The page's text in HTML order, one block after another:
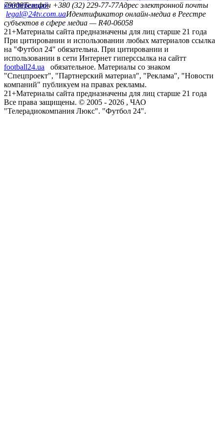
конференций
79008Телефон +380 (32) 229-77-77Адрес электронной почты
legal@24tv.com.uaИдентификатор онлайн-медиа в Реестре
субъектов в сфере медиа — R40-06058
21+Материалы сайта предназначены для лиц старше 21 года
При цитировании и использовании любых материалов ссылка
на "Футбол 24" обязательна. При цитировании и
использовании в сети Интернет гиперссылка на сайтт
football24.ua
обязательное. Материалы со знаком
"Спецпроект", "Партнерский материал", "Реклама", "Новости
компаний" публикуем на правах рекламы.
21+Материалы сайта предназначены для лиц старше 21 года
Все права защищены. © 2005 - 2026 , ЧАО
"Телерадиокомпания Люкс". "Футбол 24".